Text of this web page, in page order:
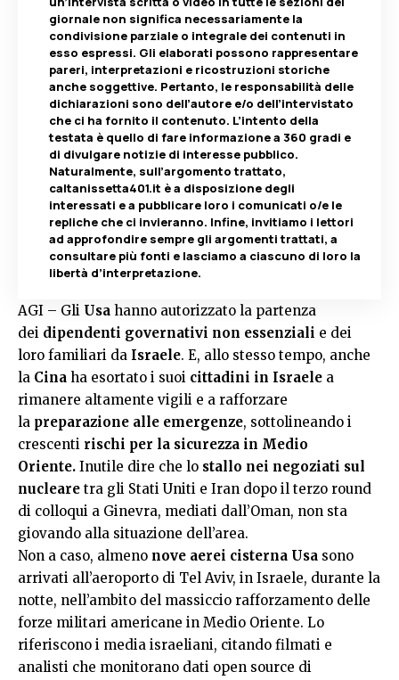
giornale non significa necessariamente la
condivisione parziale o integrale dei contenuti in
esso espressi. Gli elaborati possono rappresentare
pareri, interpretazioni e ricostruzioni storiche
anche soggettive. Pertanto, le responsabilità delle
dichiarazioni sono dell’autore e/o dell’intervistato
che ci ha fornito il contenuto. L’intento della
testata è quello di fare informazione a 360 gradi e
di divulgare notizie di interesse pubblico.
Naturalmente, sull’argomento trattato,
caltanissetta401.it è a disposizione degli
interessati e a pubblicare loro i comunicati o/e le
repliche che ci invieranno. Infine, invitiamo i lettori
ad approfondire sempre gli argomenti trattati, a
consultare più fonti e lasciamo a ciascuno di loro la
libertà d’interpretazione.
AGI – Gli Usa hanno autorizzato la partenza
dei dipendenti governativi non essenziali e dei
loro familiari da Israele. E, allo stesso tempo, anche
la Cina ha esortato i suoi cittadini in Israele a
rimanere altamente vigili e a rafforzare
la preparazione alle emergenze, sottolineando i
crescenti rischi per la sicurezza in Medio
Oriente. Inutile dire che lo stallo nei negoziati sul
nucleare tra gli Stati Uniti e Iran dopo il terzo round
di colloqui a Ginevra, mediati dall’Oman, non sta
giovando alla situazione dell’area.
Non a caso, almeno nove aerei cisterna Usa sono
arrivati all’aeroporto di Tel Aviv, in Israele, durante la
notte, nell’ambito del massiccio rafforzamento delle
forze militari americane in Medio Oriente. Lo
riferiscono i media israeliani, citando filmati e
analisti che monitorano dati open source di